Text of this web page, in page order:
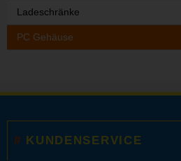
Ladeschränke
PC Gehäuse
KUNDENSERVICE